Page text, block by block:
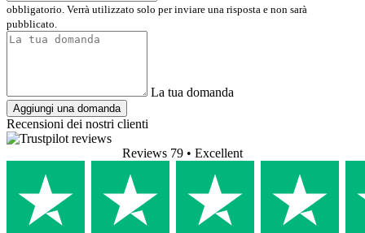
obbligatorio. Verrà utilizzato solo per inviare una risposta e non sarà
pubblicato.
La tua domanda
Aggiungi una domanda
Recensioni dei nostri clienti
Reviews 79 • Excellent